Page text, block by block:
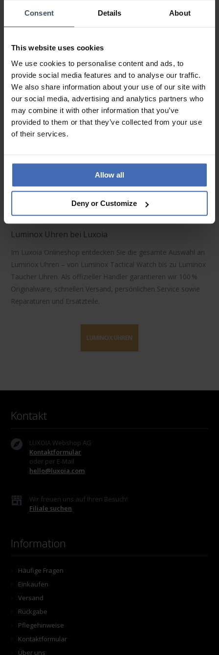
Consent Details About
This website uses cookies
We use cookies to personalise content and ads, to
provide social media features and to analyse our traffic.
We also share information about your use of our site with
our social media, advertising and analytics partners who
may combine it with other information that you’ve
provided to them or that they’ve collected from your use
of their services.
Allow all
Deny or Customize
Strapazierfähigkeit.
mechanische Uhrwerke. Das Highlight: die patentierte
trigalight®-Beleuchtung– selbstleuchtende Röhrchen, die bis
zu 25 Jahre ohne externe Lichtquelle leuchten. Funktionen wie
Datumsanzeige,Chronographoder sogar Kompasssind je
nach Modell verfügbar – ideal fürLuminox Taucher Uhren
Outdoor-Fans.
Die Luminox Kollektion gliedert sich inSea, Air, Landund
. Beliebte Modelle sindNavy Seal (Colormark)
Deep Dive MarineroderAtacama– benannt nach
Einsatzbereichen und inspiriert durch reale Anforderungen aus
taktischen und sportlichen Bereichen.
Luminox Uhren bei Luxoia
Im Luxoia Onlineshop entdecken Sie die gesamte Auswahl an
Luminox Uhren – von Luminox Tactical Watch bis zu Luminox
Taucher Uhren. Als offizieller Händler garantieren wir 100 %
Originalware, schnellen Versand, persönlichen Service sowie
Reparaturen und Ersatzteile.
LUMINOX UHREN
Kontakt
LUXOIA Webshop AG
Kontaktformular
oder per E-Mail
hello@luxoia.com
Wir freuen uns auf Ihren Besuch!
Filiale suchen
Information
Häufige Fragen
Einkaufen
Versand
Rückgabe
Pflegehinweise
Kontaktformular
Über uns